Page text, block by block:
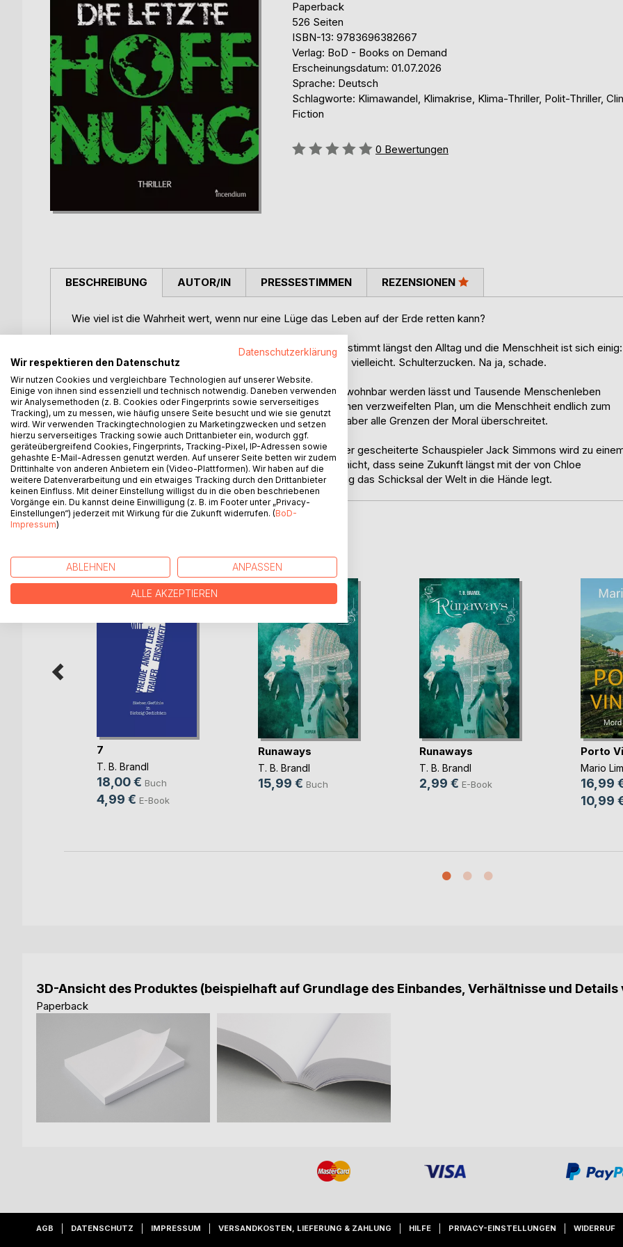
Paperback
526 Seiten
ISBN-13: 9783696382667
Verlag: BoD - Books on Demand
Erscheinungsdatum: 01.07.2026
Sprache: Deutsch
Schlagworte: Klimawandel, Klimakrise, Klima-Thriller, Polit-Thriller,
Fiction
Bewertung::
0 Bewertungen
BESCHREIBUNG
Wie viel ist die Wahrheit wert, wenn nur eine Lüge das Leben auf der Erde retten kann?
2046: Dürren. Brände. Überflutungen. Der Klimawandel bestimmt längst den Alltag und die Menschheit ist sich einig:
Irgendjemand anders sollte da ganz dringend mal was tun, vielleicht. Schulterzucken. Na ja, schade.
Als eine Flutkatastrophe schließlich die Pazifikinseln unbewohnbar werden lässt und Tausende Menschenleben
vernichtet, entwickelt UN-Klimapolitikerin Chloe Cortez einen verzweifelten Plan, um die Menschheit endlich zum
Handeln zu zwingen. Einen Plan, der Hoffnung verspricht, aber alle Grenzen der Moral überschreitet.
Gleichzeitig geht in Los Angeles ein Drogendeal schief. Der gescheiterte Schauspieler Jack Simmons wird zu
Leben hinter Gittern verurteilt. Glaubt er. Denn Jack weiß nicht, dass seine Zukunft längst mit der von Chloe
verbunden ist und ihm schon bald eine perfide Inszenierung das Schicksal der Welt in die Hände legt.
AUTOR/IN PRESSESTIMMEN REZENSIONEN
7
T. B. Brandl
18,00 € Buch
4,99 € E-Book
Runaways
T. B. Brandl
15,99 € Buch
Runaways
T. B. Brandl
2,99 € E-Book
Porto
Mario
16,99
10,99
3D-Ansicht des Produktes (beispielhaft auf Grundlage des Einbandes, Verhältnisse und
Paperback
AGB DATENSCHUTZ IMPRESSUM VERSANDKOSTEN, LIEFERUNG & ZAHLUNG HILFE PRIVACY-EINSTELLUNGEN WIDERRUF
Datenschutzerklärung
Wir respektieren den Datenschutz
Wir nutzen Cookies und vergleichbare Technologien auf unserer Website.
Einige von ihnen sind essenziell und technisch notwendig. Daneben verwenden
wir Analysemethoden (z. B. Cookies oder Fingerprints sowie serverseitiges
Tracking), um zu messen, wie häufig unsere Seite besucht und wie sie genutzt
wird. Wir verwenden Trackingtechnologien zu Marketingzwecken und setzen
hierzu serverseitiges Tracking sowie auch Drittanbieter ein, wodurch ggf.
geräteübergreifend Cookies, Fingerprints, Tracking-Pixel, IP-Adressen sowie
gehashte E-Mail-Adressen genutzt werden. Auf unserer Seite betten wir zudem
Drittinhalte von anderen Anbietern ein (Video-Plattformen). Wir haben auf die
weitere Datenverarbeitung und ein etwaiges Tracking durch den Drittanbieter
keinen Einfluss. Mit deiner Einstellung willigst du in die oben beschriebenen
Vorgänge ein. Du kannst deine Einwilligung (z. B. im Footer unter „Privacy-
Einstellungen“) jederzeit mit Wirkung für die Zukunft widerrufen. (BoD-
Impressum)
ABLEHNEN ANPASSEN
ALLE AKZEPTIEREN